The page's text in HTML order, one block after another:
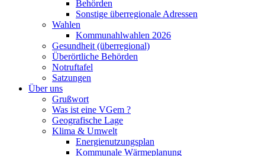
Behörden
Sonstige überregionale Adressen
Wahlen
Kommunahlwahlen 2026
Gesundheit (überregional)
Überörtliche Behörden
Notruftafel
Satzungen
Über uns
Grußwort
Was ist eine VGem ?
Geografische Lage
Klima & Umwelt
Energienutzungsplan
Kommunale Wärmeplanung